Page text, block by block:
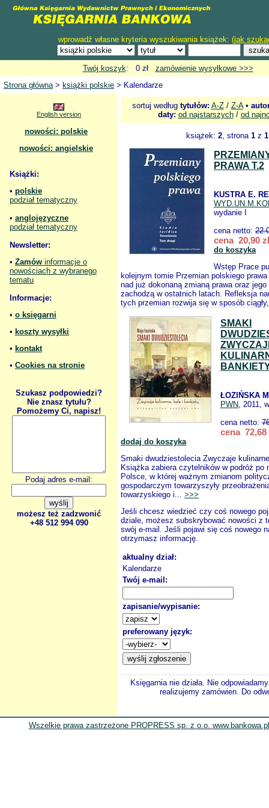
wprowadź własne kryteria wyszukiwania książek: (jak
Twój koszyk: 0 zł zamówienie wysyłkowe >>>
Strona główna> książki polskie > Kalendarze
English version
nowości: polskie
nowości: angielskie
Książki:
• polskie
podział tematyczny
• anglojęzyczne
podział tematyczny
Newsletter:
• Zamów informacje o
nowościach z wybranego
tematu
Informacje:
• o księgarni
• koszty wysyłki
• kontakt
• Cookies na stronie
Szukasz podpowiedzi?
Nie znasz tytułu?
Pomożemy Ci, napisz!
Podaj adres e-mail:
możesz też zadzwonić
+48 512 994 090
sortuj według tytułów: A-Z/ Z-A•
daty: od najstarszych/ od
książek: 2, strona 1z 1
PRAWA T.2
KUSTRA E.
wydanie I
cena netto:
cena 20,90 zł
do koszyka
Wstęp Prace
kolejnym tomie Przemian polskiego
nad już dokonaną zmianą prawa oraz
zachodzą w ostatnich latach. Refleksja
tych przemian rozwija się w sposób
SMAKI
ŁOZIŃSKA
PWN, 2011,
cena netto:
cena 72,68
dodaj do koszyka
Smaki dwudziestolecia Zwyczaje
Książka zabiera czytelników w podróż po
Polsce, w której ważnym zmianom
gospodarczym towarzyszyły
towarzyskiego i... >>>
Jeśli chcesz wiedzieć czy coś nowego
dziale, możesz subskrybować nowości z
swój e-mail. Jeśli pojawi się coś nowego
otrzymasz informację.
aktualny dział:
Kalendarze
Twój e-mail:
zapisanie/wypisanie:
preferowany język:
Księgarnia nie działa. Nie
realizujemy zamówien. Do
Wszelkie prawa zastrzeżone PROPRESS sp. z o.o.